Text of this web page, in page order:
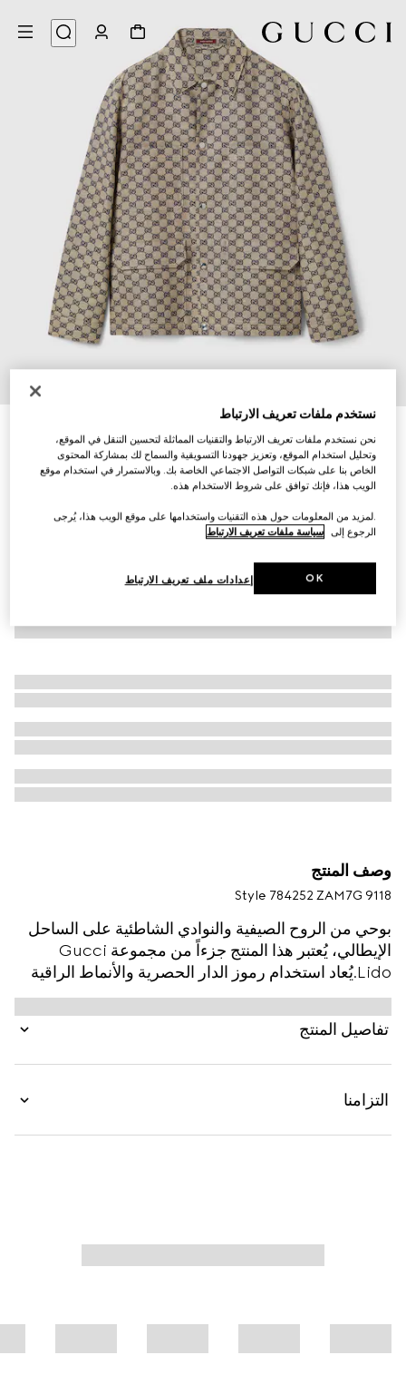
جاكيت من كانفاس مزيج الكتّان بنقش GG
€ 2.535
وصف المنتج
Style ‎784252 ZAM7G 9118
بوحي من الروح الصيفية والنوادي الشاطئية على الساحل
الإيطالي، يُعتبر هذا المنتج جزءاً من مجموعة Gucci
Lido.يُعاد استخدام رموز الدار الحصرية والأنماط الراقية
وتفسيرها بمنظور جديد بطرق عصرية لمجموعة ما قبل
الخريف. يتم تقديم هذا الجاكيت بقَصّة بوكسي بكانفاس
لمجموعة الملابس الانتقالية.
تفاصيل المنتج
التزامنا
نستخدم ملفات تعريف الارتباط
نحن نستخدم ملفات تعريف الارتباط والتقنيات المماثلة لتحسين التنقل في الموقع،
وتحليل استخدام الموقع، وتعزيز جهودنا التسويقية والسماح لك بمشاركة المحتوى
الخاص بنا على شبكات التواصل الاجتماعي الخاصة بك. وبالاستمرار في استخدام موقع
الويب هذا، فإنك توافق على شروط الاستخدام هذه.
.لمزيد من المعلومات حول هذه التقنيات واستخدامها على موقع الويب هذا، يُرجى
الرجوع إلى سياسة ملفات تعريف الارتباط
إعدادات ملف تعريف الارتباط OK